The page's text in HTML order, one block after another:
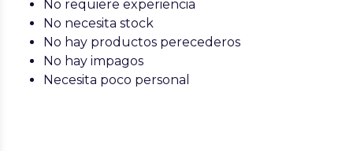
No requiere experiencia
No necesita stock
No hay productos perecederos
No hay impagos
Necesita poco personal